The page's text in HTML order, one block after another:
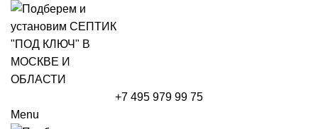
+7 495 979 99 75
Menu